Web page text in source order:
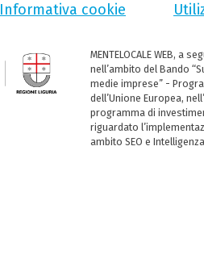
Informativa cookie
MENTELOCALE WEB,
nell’ambito del Bando
medie imprese” -
dell’Unione Europea,
programma di
riguardato
ambito SEO e